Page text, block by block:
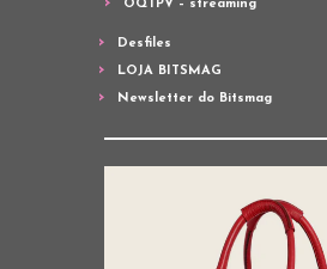
OQTPV – streaming
Desfiles
LOJA BITSMAG
Newsletter do Bitsmag